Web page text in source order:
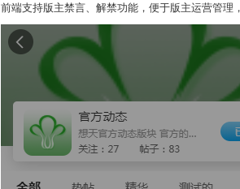
前端支持版主禁言、解禁功能，便于版主运营管理